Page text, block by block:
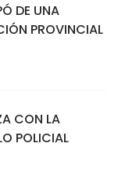
DE UNA
PROVINCIAL
CON LA
POLICIAL